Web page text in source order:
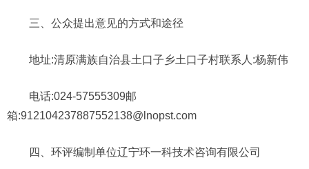
三、公众提出意见的方式和途径
地址:清原满族自治县土口子乡土口子村联系人:杨新伟
电话:024-57555309邮
箱:912104237887552138@lnopst.com
四、环评编制单位辽宁环一科技术咨询有限公司